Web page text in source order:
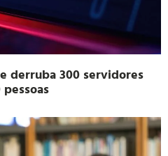
derruba 300 servidores